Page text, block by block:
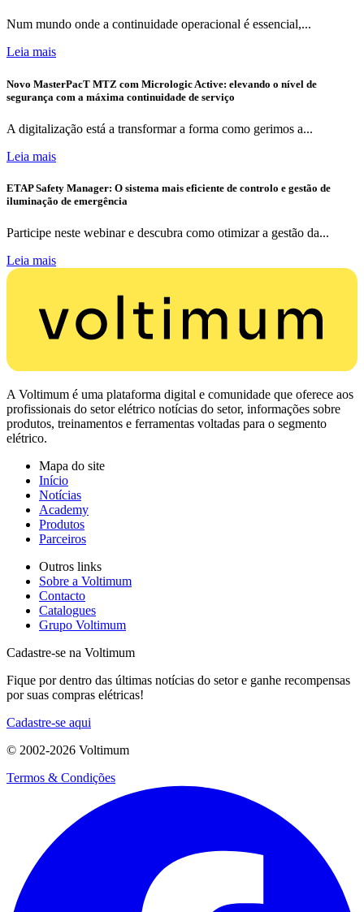
Num mundo onde a continuidade operacional é essencial,...
Leia mais
Novo MasterPacT MTZ com Micrologic Active: elevando o nível de
segurança com a máxima continuidade de serviço
A digitalização está a transformar a forma como gerimos a...
Leia mais
ETAP Safety Manager: O sistema mais eficiente de controlo e gestão de
iluminação de emergência
Participe neste webinar e descubra como otimizar a gestão da...
Leia mais
A Voltimum é uma plataforma digital e comunidade que oferece aos
profissionais do setor elétrico notícias do setor, informações sobre
produtos, treinamentos e ferramentas voltadas para o segmento
elétrico.
Mapa do site
Início
Notícias
Academy
Produtos
Parceiros
Outros links
Sobre a Voltimum
Contacto
Catalogues
Grupo Voltimum
Cadastre-se na Voltimum
Fique por dentro das últimas notícias do setor e ganhe recompensas
por suas compras elétricas!
Cadastre-se aqui
© 2002-2026 Voltimum
Termos & Condições